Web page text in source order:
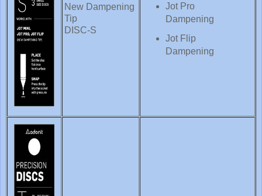
New Dampening
Tip
DISC-S
Jot Pro
Dampening
Jot Flip
Dampening